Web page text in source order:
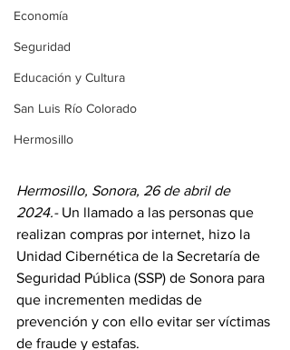
Economía
Seguridad
Educación y Cultura
San Luis Río Colorado
Hermosillo
Hermosillo, Sonora, 26 de abril de
2024.- Un llamado a las personas que
realizan compras por internet, hizo la
Unidad Cibernética de la Secretaría de
Seguridad Pública (SSP) de Sonora para
que incrementen medidas de
prevención y con ello evitar ser víctimas
de fraude y estafas.